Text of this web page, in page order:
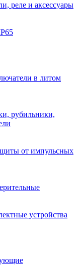
реле и аксессуары
в литом
рубильники,
от импульсных
устройства